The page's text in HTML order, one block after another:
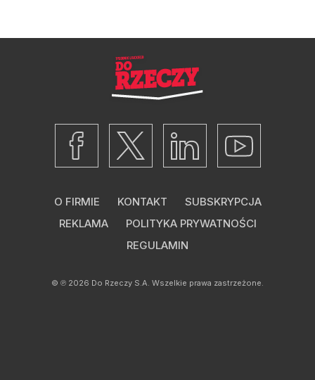
O FIRMIE KONTAKT
SUBSKRYPCJA
REKLAMA
POLITYKA PRYWATNOŚCI
REGULAMIN
© ℗ 2026 Do Rzeczy S.A. Wszelkie prawa zastrzeżone.